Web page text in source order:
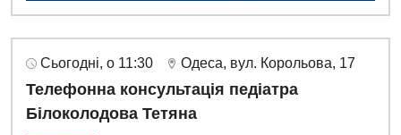
Сьогодні, о 11:30 Одеса, вул. Корольова, 17
Телефонна консультація педіатра
Білоколодова Тетяна